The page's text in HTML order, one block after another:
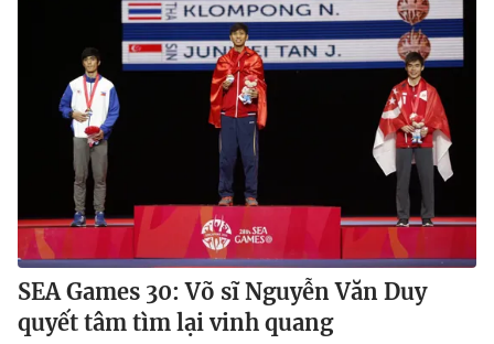
Các môn khác
VIDEO
SEA Games 30: Võ sĩ Nguyễn Văn Duy
quyết tâm tìm lại vinh quang